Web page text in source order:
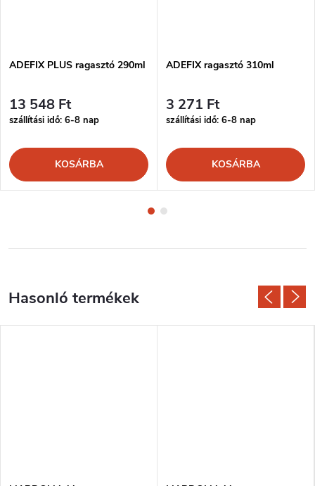
ADEFIX PLUS ragasztó 290ml
13 548 Ft
szállítási idő: 6-8 nap
KOSÁRBA
ADEFIX ragasztó 310ml
3 271 Ft
szállítási idő: 6-8 nap
KOSÁRBA